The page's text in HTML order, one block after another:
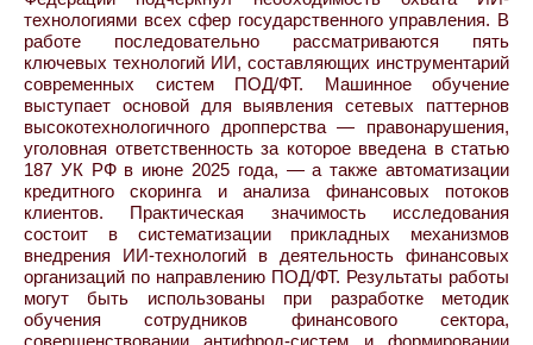
технологиями всех сфер государственного управления. В
работе последовательно рассматриваются пять
ключевых технологий ИИ, составляющих инструментарий
современных систем ПОД/ФТ. Машинное обучение
выступает основой для выявления сетевых паттернов
высокотехнологичного дропперства — правонарушения,
уголовная ответственность за которое введена в статью
187 УК РФ в июне 2025 года, — а также автоматизации
кредитного скоринга и анализа финансовых потоков
клиентов. Практическая значимость исследования
состоит в систематизации прикладных механизмов
внедрения ИИ-технологий в деятельность финансовых
организаций по направлению ПОД/ФТ. Результаты работы
могут быть использованы при разработке методик
обучения сотрудников финансового сектора,
совершенствовании антифрод-систем и формировании